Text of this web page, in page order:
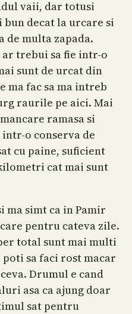
vaii, dar totusi
bun decat la urcare si
de multa zapada.
trebui sa fie intr-o
sunt de urcat din
ma fac sa ma intreb
raurile pe aici. Mai
ramasa si
o conserva de
cu paine, suficient
cat mai sunt
ma simt ca in Pamir
pentru cateva zile.
total sunt mai multi
sa faci rost macar
Drumul e cand
asa ca ajung doar
sat pentru